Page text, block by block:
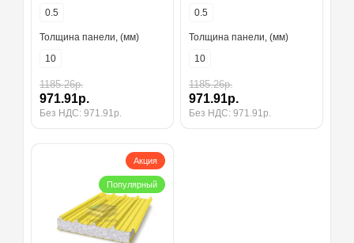
0.5
Толщина панели, (мм)
10
1185.26р.
971.91р.
Без НДС: 971.91р.
0.5
Толщина панели, (мм)
10
1185.26р.
971.91р.
Без НДС: 971.91р.
Акция
Популярный